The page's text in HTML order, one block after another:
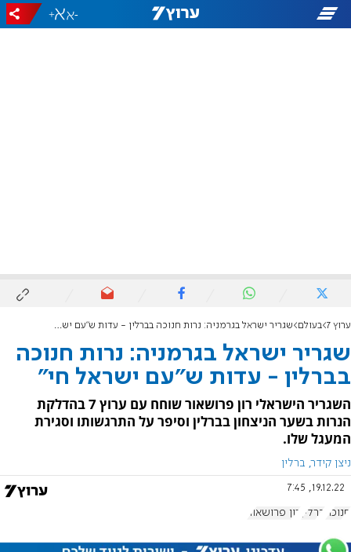
-
+
ערוץ 7 בעולם שגריר ישראל בגרמניה: נרות חנוכה בברלין - עדות ש"עם ישראל חי"
שגריר ישראל בגרמניה: נרות חנוכה
בברלין - עדות ש"עם ישראל חי"
השגריר הישראלי רון פרושאור שוחח עם ערוץ 7 בהדלקת
הנרות בשער הניצחון בברלין וסיפר על התרגשותו וסגירת
המעגל שלו.
ניצן קידר, ברלין
19.12.22, 7:45
חנוכה ברלין רון פרושאור